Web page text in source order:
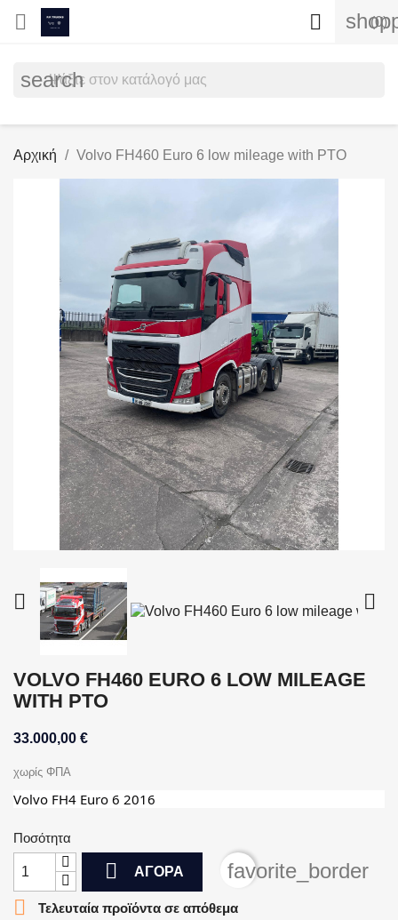
 (0)

search
Αρχική Volvo FH460 Euro 6 low mileage with PTO
 
VOLVO FH460 EURO 6 LOW MILEAGE
WITH PTO
33.000,00 €
χωρίς ΦΠΑ
Volvo FH4 Euro 6 2016
Ποσότητα
 ΑΓΟΡΆ
favorite_border

Τελευταία προϊόντα σε απόθεμα